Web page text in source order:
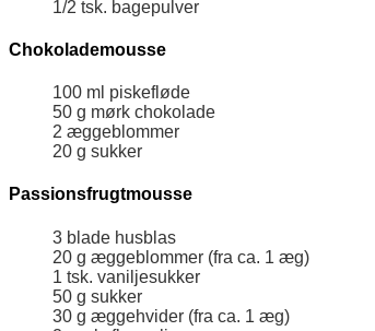
1/2 tsk. bagepulver
Chokolademousse
100 ml piskefløde
50 g mørk chokolade
2 æggeblommer
20 g sukker
Passionsfrugtmousse
3 blade husblas
20 g æggeblommer (fra ca. 1 æg)
1 tsk. vaniljesukker
50 g sukker
30 g æggehvider (fra ca. 1 æg)